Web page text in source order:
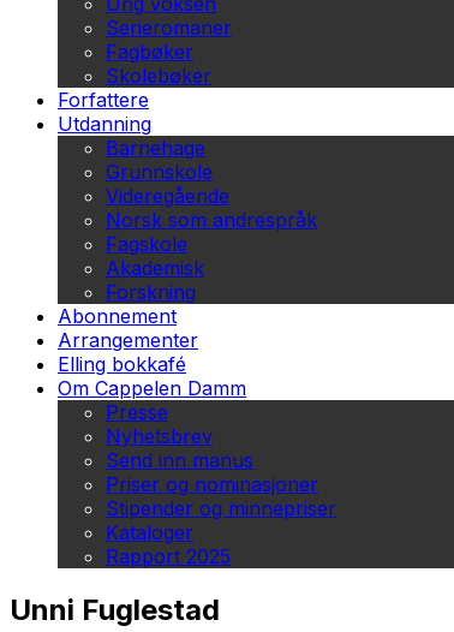
Serieromaner
Fagbøker
Skolebøker
Forfattere
Utdanning
Barnehage
Grunnskole
Videregående
Norsk som andrespråk
Fagskole
Akademisk
Forskning
Abonnement
Arrangementer
Elling bokkafé
Om Cappelen Damm
Presse
Nyhetsbrev
Send inn manus
Priser og nominasjoner
Stipender og minnepriser
Kataloger
Rapport 2025
Unni Fuglestad